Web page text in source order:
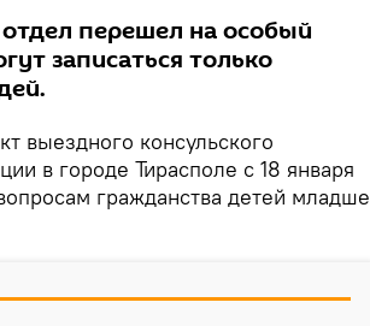
перешел на особый
записаться только
выездного консульского
в городе Тирасполе с 18​ января​
гражданства детей младше